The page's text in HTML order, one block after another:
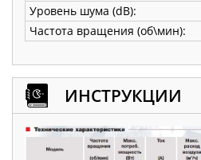
Уровень шума (dB):
Частота вращения (об\мин):
ИНСТРУКЦИИ